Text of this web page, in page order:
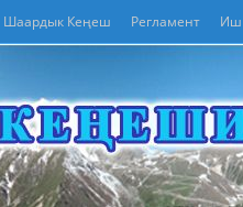
Шаардык Кеңеш Регламент Иш